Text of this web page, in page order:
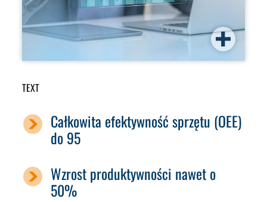
TEXT
Całkowita efektywność sprzętu (OEE)
do 95
Wzrost produktywności nawet o
50%